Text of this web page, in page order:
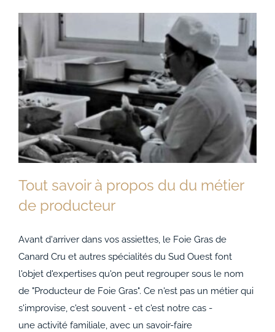
Tout savoir à propos du du métier de
producteur
Tout savoir à propos du du métier
de producteur
Avant d'arriver dans vos assiettes, le Foie Gras de
Canard Cru et autres spécialités du Sud Ouest font
l'objet d'expertises qu'on peut regrouper sous le nom
de "Producteur de Foie Gras". Ce n'est pas un métier qui
s'improvise, c'est souvent - et c'est notre cas -
une activité familiale, avec un savoir-faire